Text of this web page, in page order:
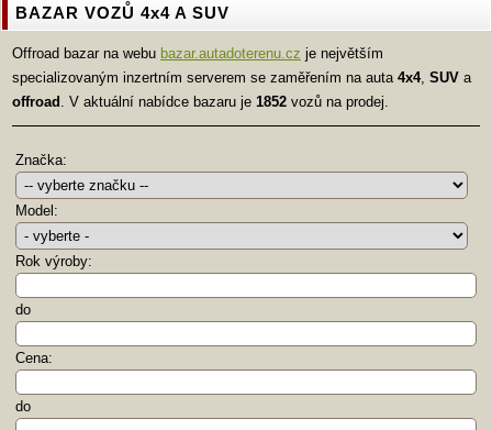
BAZAR VOZŮ 4x4 A SUV
Offroad bazar na webu bazar.autadoterenu.cz je největším
specializovaným inzertním serverem se zaměřením na auta 4x4, SUV a
offroad . V aktuální nabídce bazaru je 1852 vozů na prodej.
Značka:
Model:
Rok výroby:
do
Cena:
do